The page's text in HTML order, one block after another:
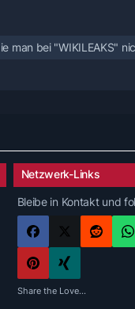
man bei "WIKILEAKS"
Netzwerk-Links
Bleibe in Kontakt und
Share the Love...